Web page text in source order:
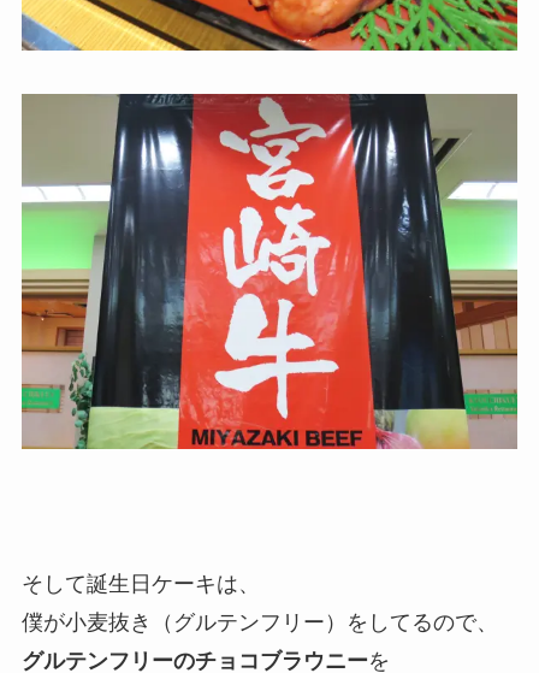
そして誕生日ケーキは、
僕が小麦抜き（グルテンフリー）をしてるので、
グルテンフリーのチョコブラウニーを